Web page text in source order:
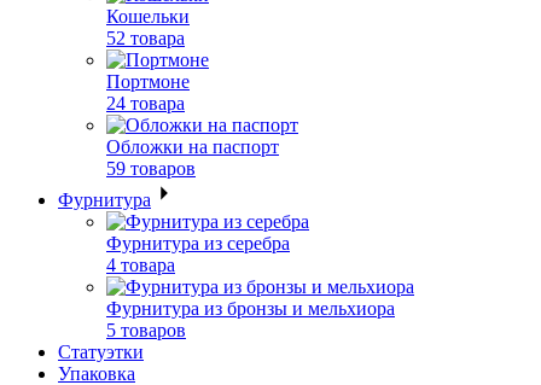
Кошельки
52 товара
Портмоне
24 товара
Обложки на паспорт
59 товаров
Фурнитура
Фурнитура из серебра
4 товара
Фурнитура из бронзы и мельхиора
5 товаров
Статуэтки
Упаковка